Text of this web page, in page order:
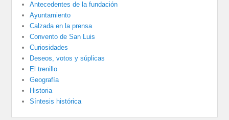
Antecedentes de la fundación
Ayuntamiento
Calzada en la prensa
Convento de San Luis
Curiosidades
Deseos, votos y súplicas
El trenillo
Geografía
Historia
Síntesis histórica